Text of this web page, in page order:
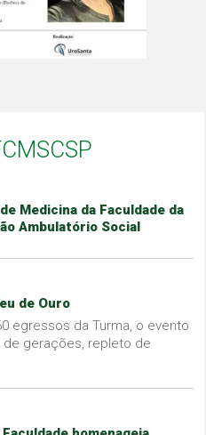
Medicina da Faculdade da
Ambulatório Social
de Ouro
egressos da Turma, o evento
gerações, repleto de